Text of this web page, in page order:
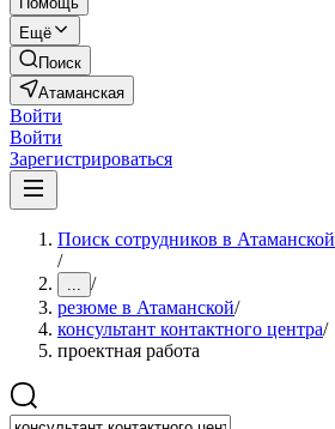
Ещё
Поиск
Атаманская
Войти
Войти
Зарегистрироваться
Поиск сотрудников в Атаманской
/
... /
резюме в Атаманской/
консультант контактного центра/
проектная работа